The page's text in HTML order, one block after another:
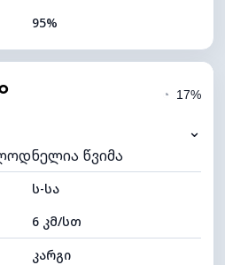
95%
2 კმ
7 (ნათელი)
7520 მ
◔ 17%
⌄
წვიმა
ს-სა
6 კმ/სთ
კარგი